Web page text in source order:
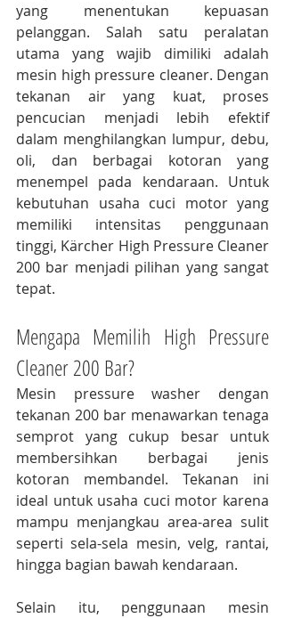
yang menentukan kepuasan
pelanggan. Salah satu peralatan
utama yang wajib dimiliki adalah
mesin high pressure cleaner. Dengan
tekanan air yang kuat, proses
pencucian menjadi lebih efektif
dalam menghilangkan lumpur, debu,
oli, dan berbagai kotoran yang
menempel pada kendaraan. Untuk
kebutuhan usaha cuci motor yang
memiliki intensitas penggunaan
tinggi, Kärcher High Pressure Cleaner
200 bar menjadi pilihan yang sangat
tepat.
Mengapa Memilih High Pressure
Cleaner 200 Bar?
Mesin pressure washer dengan
tekanan 200 bar menawarkan tenaga
semprot yang cukup besar untuk
membersihkan berbagai jenis
kotoran membandel. Tekanan ini
ideal untuk usaha cuci motor karena
mampu menjangkau area-area sulit
seperti sela-sela mesin, velg, rantai,
hingga bagian bawah kendaraan.
Selain itu, penggunaan mesin